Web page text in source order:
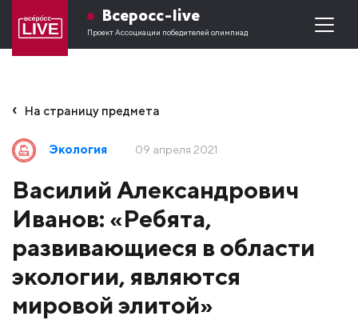
Всеросс-live
Проект Ассоциации победителей олимпиад
На страницу предмета
Экология 09 апреля 2021
Василий Александрович
Иванов: «Ребята,
развивающиеся в области
экологии, являются
мировой элитой»